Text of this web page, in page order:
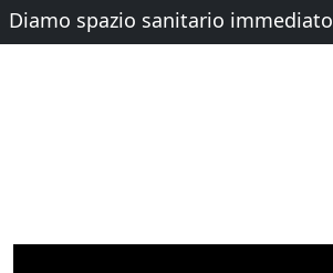
Diamo spazio sanitario immediato